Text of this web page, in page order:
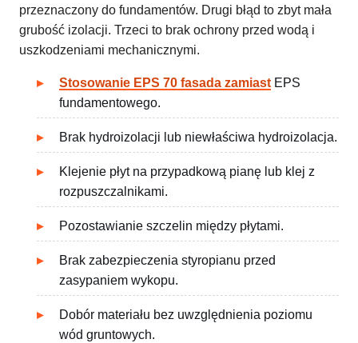
przeznaczony do fundamentów. Drugi błąd to zbyt mała
grubość izolacji. Trzeci to brak ochrony przed wodą i
uszkodzeniami mechanicznymi.
Stosowanie EPS 70 fasada zamiast EPS
fundamentowego.
Brak hydroizolacji lub niewłaściwa hydroizolacja.
Klejenie płyt na przypadkową pianę lub klej z
rozpuszczalnikami.
Pozostawianie szczelin między płytami.
Brak zabezpieczenia styropianu przed
zasypaniem wykopu.
Dobór materiału bez uwzględnienia poziomu
wód gruntowych.